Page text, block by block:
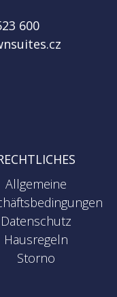
600
Allgemeine
Datenschutz
Hausregeln
Storno